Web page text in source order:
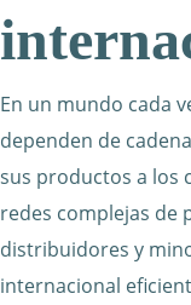
En un mundo cada
dependen de
sus productos a los
redes complejas de
distribuidores y
internacional